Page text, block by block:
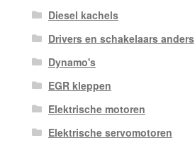
Diesel kachels
Drivers en schakelaars anders
Dynamo's
EGR kleppen
Elektrische motoren
Elektrische servomotoren